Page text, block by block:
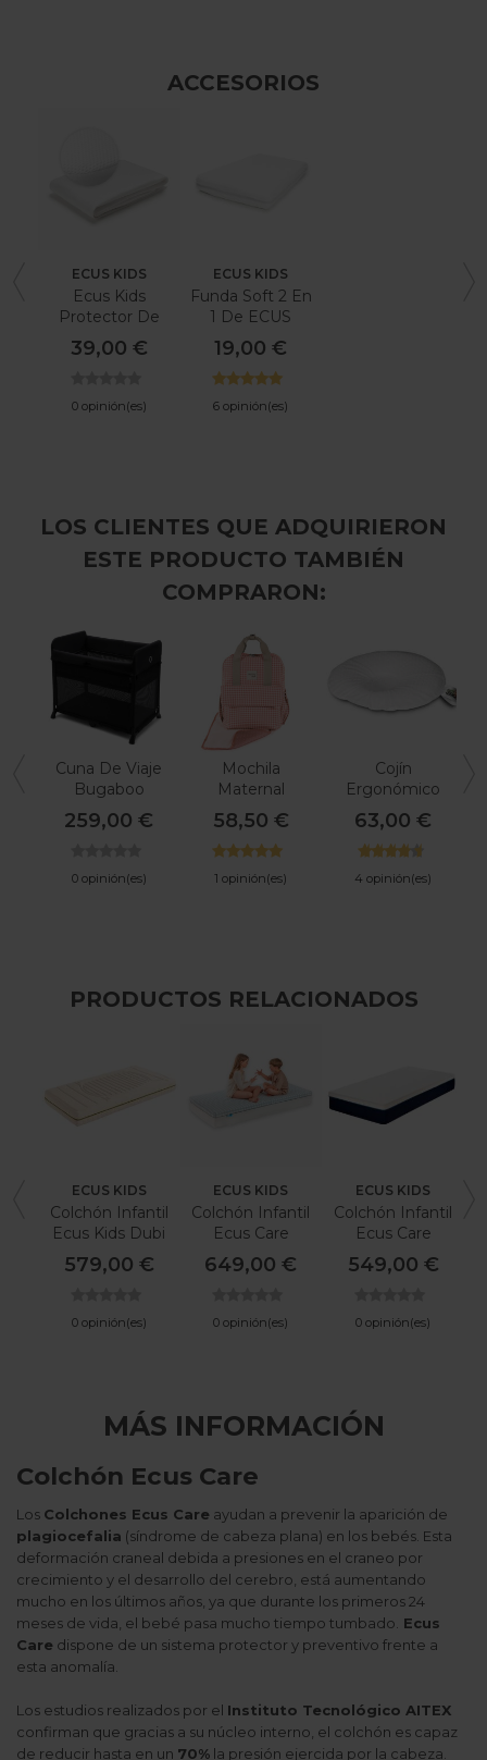
ACCESORIOS
ECUS KIDS
Ecus Kids
Protector De
Colchón Care
3D
39,00 €
0 opinión(es)
ECUS KIDS
Funda Soft 2 En
1 De ECUS
KIDS
19,00 €
6 opinión(es)
LOS CLIENTES QUE ADQUIRIERON
ESTE PRODUCTO TAMBIÉN
COMPRARON:
Cuna De Viaje
Bugaboo
Stardust
259,00 €
0 opinión(es)
Mochila
Maternal
Walking Mum I
Love Vichy
58,50 €
1 opinión(es)
Cojín
Ergonómico
MIMOS
63,00 €
4 opinión(es)
PRODUCTOS RELACIONADOS
ECUS KIDS
Colchón Infantil
Ecus Kids Dubi
Nature
579,00 €
0 opinión(es)
ECUS KIDS
Colchón Infantil
Ecus Care
Ultimate
649,00 €
0 opinión(es)
ECUS KIDS
Colchón Infantil
Ecus Care
549,00 €
0 opinión(es)
MÁS INFORMACIÓN
Colchón Ecus Care
Los Colchones Ecus Care ayudan a prevenir la aparición de
plagiocefalia (síndrome de cabeza plana) en los bebés. Esta
deformación craneal debida a presiones en el craneo por
crecimiento y el desarrollo del cerebro, está aumentando
mucho en los últimos años, ya que durante los primeros 24
meses de vida, el bebé pasa mucho tiempo tumbado. Ecus
Care dispone de un sistema protector y preventivo frente a
esta anomalía.
Los estudios realizados por el Instituto Tecnológico AITEX
confirman que gracias a su núcleo interno, el colchón es capaz
de reducir hasta en un 70% la presión ejercida por la cabeza.